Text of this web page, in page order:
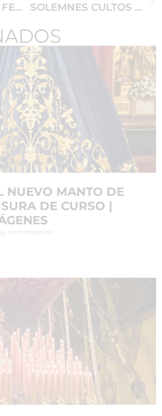
EL VIERNES 5 DE FEBRERO NO CELEBRAREMOS MISA DE HERMANDAD SOLEMNES CULTOS EN HONOR AL SANTÍSIMO CRISTO DEL CALVARIO
NUEVO MANTO DE
DE CURSO |